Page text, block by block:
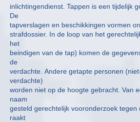
inlichtingendienst. Tappen is een tijdelijk
De
tapverslagen en beschikkingen vormen
strafdossier. In de loop van het
het
beindigen van de tap) komen de
de
verdachte. Andere getapte personen
verdachte)
worden niet op de hoogte gebracht. Van
naam
gesteld gerechtelijk vooronderzoek tegen
raakt